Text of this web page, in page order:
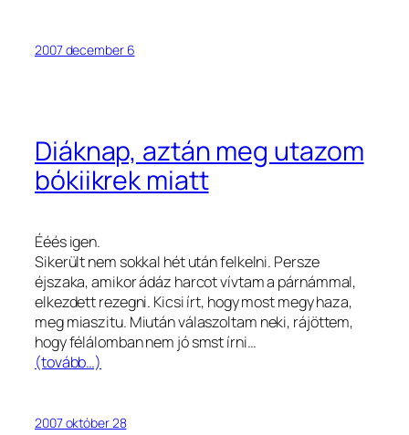
2007 december 6
Diáknap, aztán meg utazom
bókiikrek miatt
Ééés igen.
Sikerült nem sokkal hét után felkelni. Persze
éjszaka, amikor ádáz harcot vívtam a párnámmal,
elkezdett rezegni. Kicsi írt, hogy most megy haza,
meg miaszitu. Miután válaszoltam neki, rájöttem,
hogy félálomban nem jó smst írni…
(tovább…)
2007 október 28